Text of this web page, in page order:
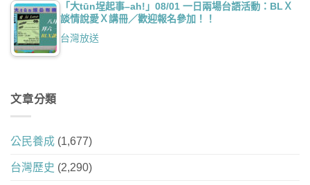
「大tūn埕起事–ah!」08/01 一日兩場台語活動：BLＸ
談情說愛Ｘ講冊／歡迎報名參加！！
台灣放送
文章分類
公民養成 (1,677)
台灣歷史 (2,290)